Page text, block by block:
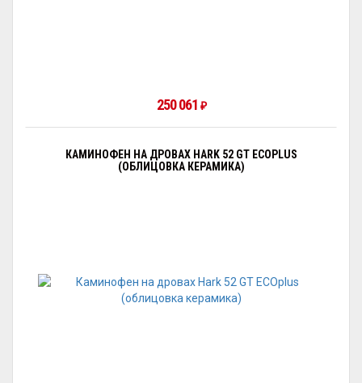
250 061 ₽
КАМИНОФЕН НА ДРОВАХ HARK 52 GT ECOPLUS
(ОБЛИЦОВКА КЕРАМИКА)